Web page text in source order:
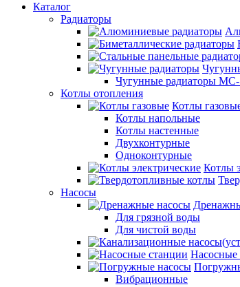
Каталог
Радиаторы
Чугунные радиаторы
Котлы отопления
Котлы
Котлы напольные
Котлы настенные
Двухконтурные
Одноконтурные
Котлы
Насосы
Для грязной воды
Для чистой воды
Насосные
Вибрационные